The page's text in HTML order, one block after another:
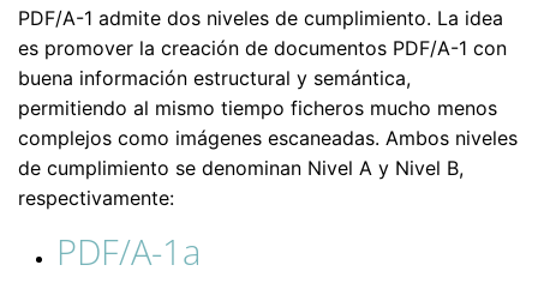
PDF/A-1 admite dos niveles de cumplimiento. La idea
es promover la creación de documentos PDF/A-1 con
buena información estructural y semántica,
permitiendo al mismo tiempo ficheros mucho menos
complejos como imágenes escaneadas. Ambos niveles
de cumplimiento se denominan Nivel A y Nivel B,
respectivamente:
PDF/A-1a